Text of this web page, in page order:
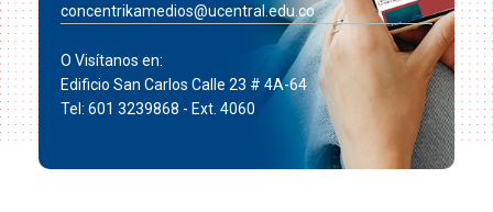
concentrikamedios@ucentral.edu.co
O Visítanos en:
Edificio San Carlos Calle 23 # 4A-64
Tel: 601 3239868 - Ext. 4060